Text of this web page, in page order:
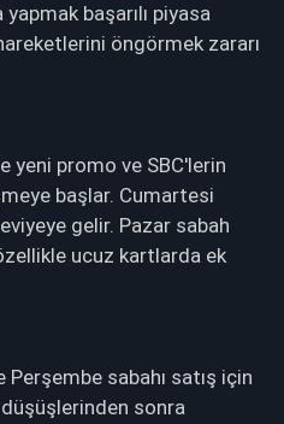
başarılı piyasa
öngörmek zararı
yeni promo ve SBC'lerin
başlar. Cumartesi
gelir. Pazar sabah
ucuz kartlarda ek
sabahı satış için
sonra